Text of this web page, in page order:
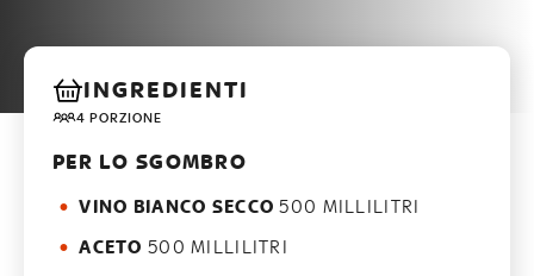
INGREDIENTI
4 PORZIONE
PER LO SGOMBRO
VINO BIANCO SECCO 500 MILLILITRI
ACETO 500 MILLILITRI